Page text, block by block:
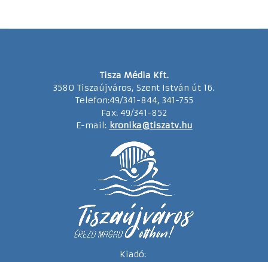
Tisza Média Kft.
3580 Tiszaújváros, Szent István út 16.
Telefon:49/341-844, 341-755
Fax: 49/341-852
E-mail: kronika@tiszatv.hu
Kiadó: